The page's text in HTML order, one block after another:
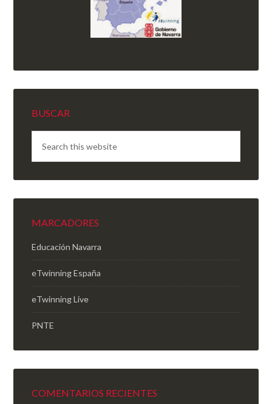
BUSCAR
MARCADORES
Educación Navarra
eTwinning España
eTwinning Live
PNTE
COMENTARIOS RECIENTES